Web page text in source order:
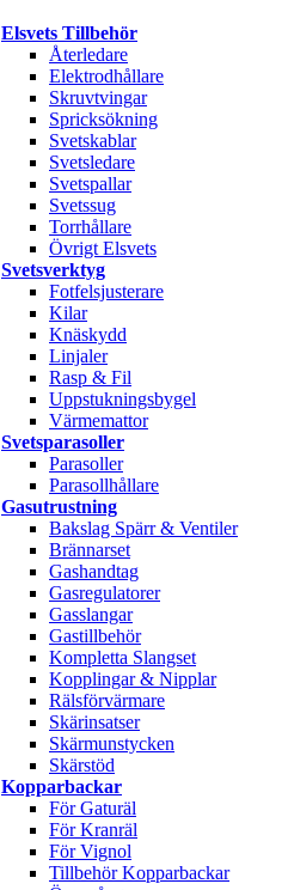
Elsvets Tillbehör
Återledare
Elektrodhållare
Skruvtvingar
Spricksökning
Svetskablar
Svetsledare
Svetspallar
Svetssug
Torrhållare
Övrigt Elsvets
Svetsverktyg
Fotfelsjusterare
Kilar
Knäskydd
Linjaler
Rasp & Fil
Uppstukningsbygel
Värmemattor
Svetsparasoller
Parasoller
Parasollhållare
Gasutrustning
Bakslag Spärr & Ventiler
Brännarset
Gashandtag
Gasregulatorer
Gasslangar
Gastillbehör
Kompletta Slangset
Kopplingar & Nipplar
Rälsförvärmare
Skärinsatser
Skärmunstycken
Skärstöd
Kopparbackar
För Gaturäl
För Kranräl
För Vignol
Tillbehör Kopparbackar